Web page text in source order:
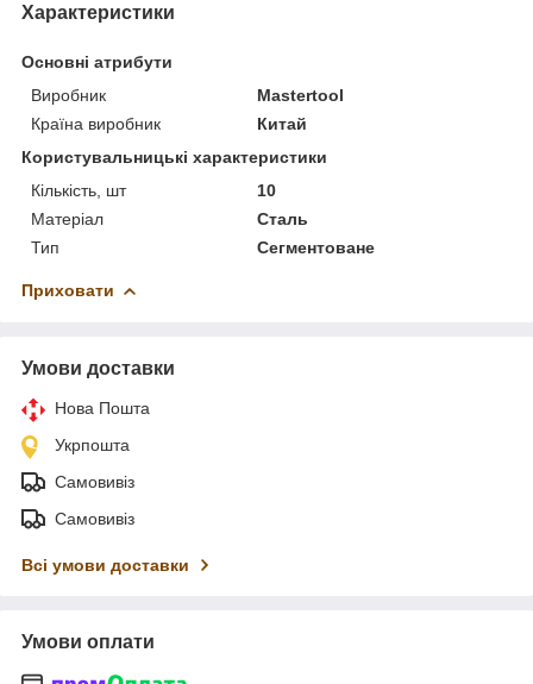
Характеристики
Основні атрибути
Виробник
Mastertool
Країна виробник
Китай
Користувальницькі характеристики
Кількість, шт
10
Матеріал
Сталь
Тип
Сегментоване
Приховати
Умови доставки
Нова Пошта
Укрпошта
Самовивіз
Самовивіз
Всі умови доставки
Умови оплати